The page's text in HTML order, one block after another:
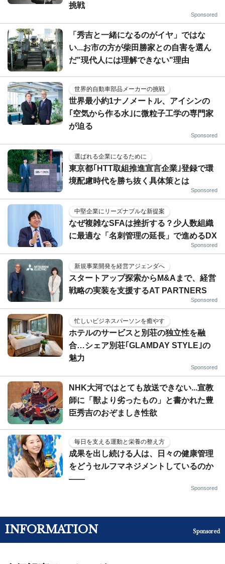
挑戦
Sponsored
「秀吉と一緒になるのがイヤ」ではな
い...お市の方が柴田勝家との自害を選ん
だ"現代人には理解できない"理由
世界的自動車部品メーカーの挑戦
世界最小約1ナノメートル、アイシンの
｢空気から作る水｣に微粒子工学の専門家
が迫る
Sponsored
選ばれる企業になるために
東京都｢HTT取組推進宣言企業｣登録で環
境配慮時代を勝ち抜く具体策とは
Sponsored
中堅企業にリーズナブルな新提案
なぜ複雑なSFAは挫折する？少人数組織
に最適な「名刺管理の延長」で進めるDX
Sponsored
新規事業開発を経営アジェンダへ
スタートアップ探索からM&Aまで、経営
戦略の実装を支援するAT PARTNERS
Sponsored
忙しいビジネスパーソンを癒やす
ホテルのサービスと別荘の独立性を融
合…シェア別荘｢GLAMDAY STYLE｣の
魅力
Sponsored
NHK大河ではとても放送できない...宣教
師に「獣より劣ったもの」と書かれた豊
臣秀吉のおぞましき性欲
毎日を支える運動と栄養の整え方
成果を出し続ける人は、日々の健康管理
をどうセルフマネジメントしているのか
——
Sponsored
INFORMATION Sponsored